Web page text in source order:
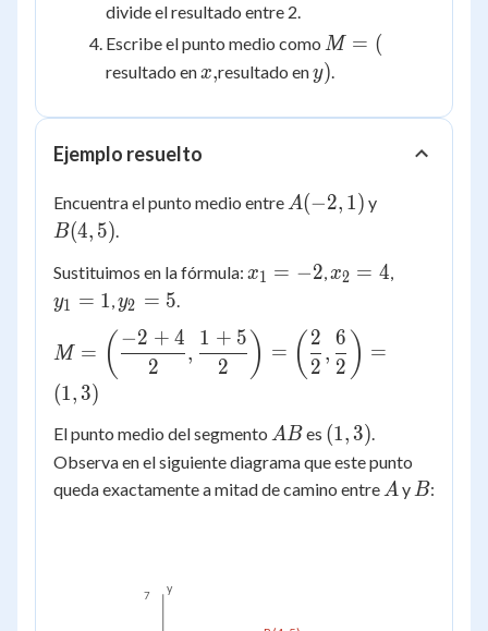
y_2
divide el resultado entre 2.
Escribe el punto medio como M
=
(
M = (
resultado enx,
x,resultado eny)
y).
Ejemplo resuelto
Encuentra el punto medio entre A(-2,
A(−2, 1) y
B(4, 5).
Sustituimos en la fórmula: x_1
x1 = −2,x_2
x2 = 4,y_1
y1 = 1,y_2
= 5
y2 = 5.
M = \left(
\dfrac{-2+4}
{2},
{2} \right) =
\left(
\dfrac{2}
M = ( 2
−2 + 4
,
2
1 + 5 ) = ( 2
2
,
2
6 ) =
(1, 3)
El punto medio del segmento AB
ABes (1,
3)
(1, 3).
Observa en el siguiente diagrama que este punto
queda exactamente a mitad de camino entre A
Ay B
B:
y
7